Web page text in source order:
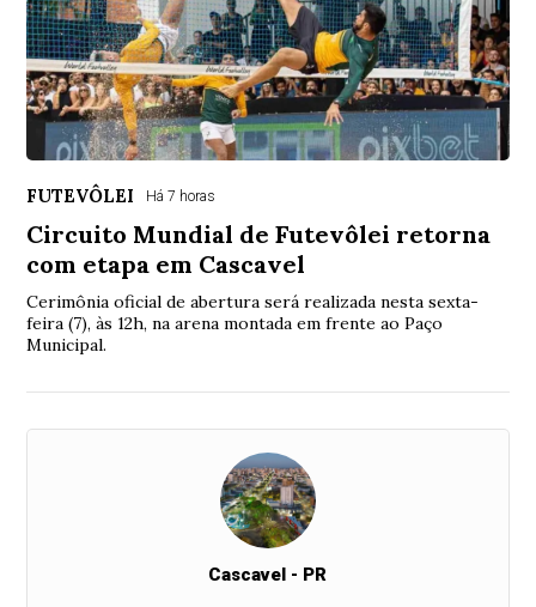
FUTEVÔLEI Há 7 horas
Circuito Mundial de Futevôlei retorna
com etapa em Cascavel
Cerimônia oficial de abertura será realizada nesta sexta-
feira (7), às 12h, na arena montada em frente ao Paço
Municipal.
Cascavel - PR